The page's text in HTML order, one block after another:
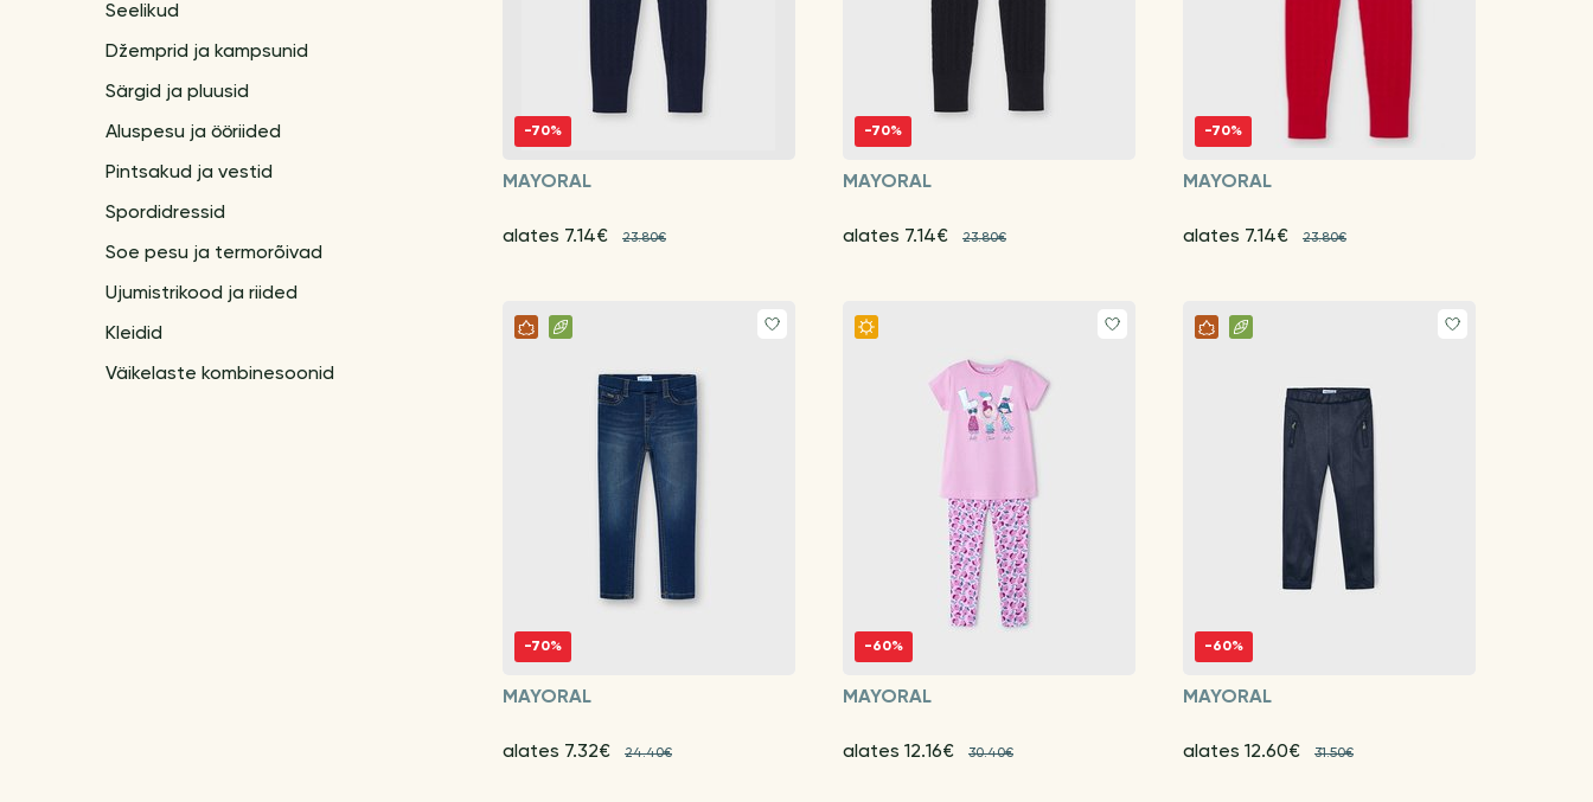
Seelikud
Džemprid ja kampsunid
Särgid ja pluusid
Aluspesu ja ööriided
Pintsakud ja vestid
Spordidressid
Soe pesu ja termorõivad
Ujumistrikood ja riided
Kleidid
Väikelaste kombinesoonid
-70%
MAYORAL
alates 7.14€ 23.80€
-70%
MAYORAL
alates 7.14€ 23.80€
-70%
MAYORAL
alates 7.14€ 23.80€
-70%
MAYORAL
alates 7.32€ 24.40€
-60%
MAYORAL
alates 12.16€ 30.40€
-60%
MAYORAL
alates 12.60€ 31.50€